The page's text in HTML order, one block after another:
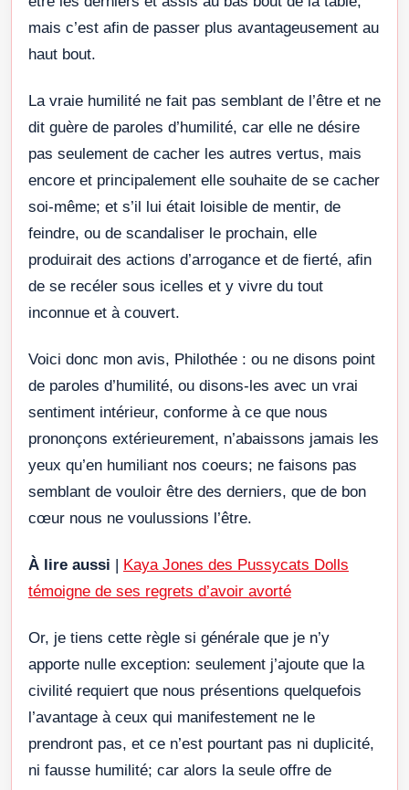
mais c’est afin de passer plus avantageusement au
haut bout.
La vraie humilité ne fait pas semblant de l’être et ne
dit guère de paroles d’humilité, car elle ne désire
pas seulement de cacher les autres vertus, mais
encore et principalement elle souhaite de se cacher
soi-même; et s’il lui était loisible de mentir, de
feindre, ou de scandaliser le prochain, elle
produirait des actions d’arrogance et de fierté, afin
de se recéler sous icelles et y vivre du tout
inconnue et à couvert.
Voici donc mon avis, Philothée : ou ne disons point
de paroles d’humilité, ou disons-les avec un vrai
sentiment intérieur, conforme à ce que nous
prononçons extérieurement, n’abaissons jamais les
yeux qu’en humiliant nos coeurs; ne faisons pas
semblant de vouloir être des derniers, que de bon
cœur nous ne voulussions l’être.
À lire aussi | Kaya Jones des Pussycats Dolls
témoigne de ses regrets d’avoir avorté
Or, je tiens cette règle si générale que je n’y
apporte nulle exception: seulement j’ajoute que la
civilité requiert que nous présentions quelquefois
l’avantage à ceux qui manifestement ne le
prendront pas, et ce n’est pourtant pas ni duplicité,
ni fausse humilité; car alors la seule offre de